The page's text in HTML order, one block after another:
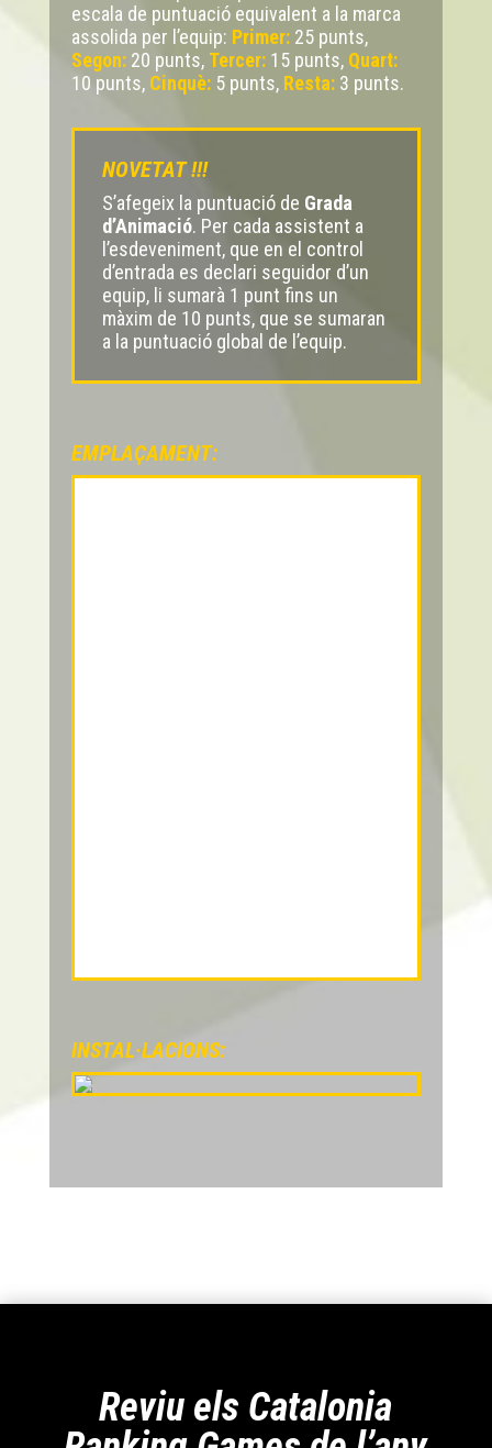
escala de puntuació equivalent a la marca
assolida per l’equip: Primer:25 punts,
Segon:20 punts, Tercer: 15 punts, Quart:
10 punts, Cinquè:5 punts, Resta: 3 punts.
NOVETAT !!!
S’afegeix la puntuació de Grada
d’Animació. Per cada assistent a
l’esdeveniment, que en el control
d’entrada es declari seguidor d’un
equip, li sumarà 1 punt fins un
màxim de 10 punts, que se sumaran
a la puntuació global de l’equip.
EMPLAÇAMENT:
INSTAL·LACIONS:
Reviu els Catalonia